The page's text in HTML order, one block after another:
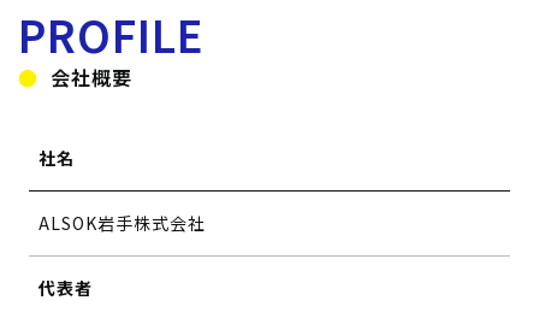
PROFILE
会社概要
社名
ALSOK岩手株式会社
代表者